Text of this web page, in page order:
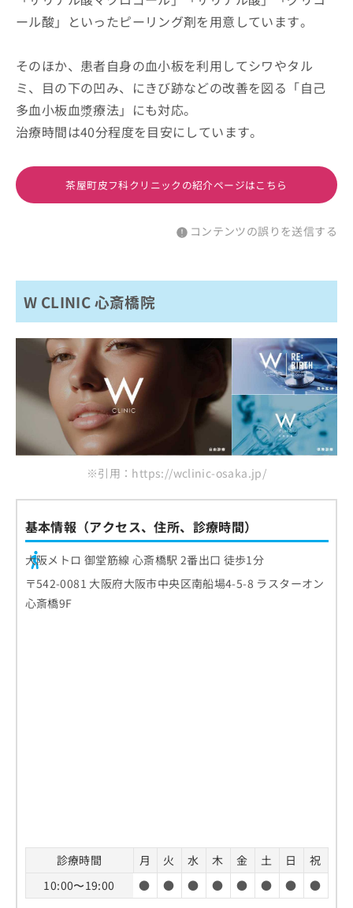
ール酸」といったピーリング剤を用意しています。
そのほか、患者自身の血小板を利用してシワやタル
ミ、目の下の凹み、にきび跡などの改善を図る「自己
多血小板血漿療法」にも対応。
治療時間は40分程度を目安にしています。
茶屋町皮フ科クリニックの紹介ページはこちら
コンテンツの誤りを送信する
W CLINIC 心斎橋院
※引用：https://wclinic-osaka.jp/
基本情報（アクセス、住所、診療時間）
大阪メトロ 御堂筋線 心斎橋駅 2番出口 徒歩1分
〒542-0081 大阪府大阪市中央区南船場4-5-8 ラスターオン
心斎橋9F
診療時間 月 火 水 木 金 土 日
祝
10:00〜19:00
● ● ● ● ● ● ● ●